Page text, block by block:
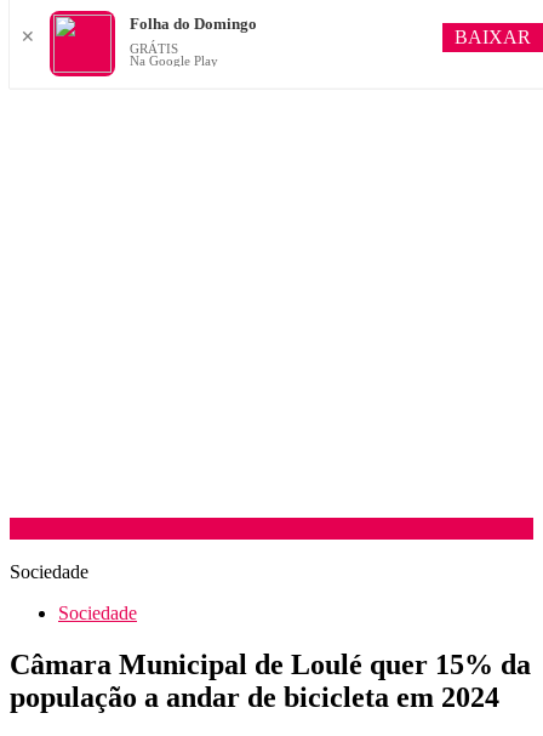
Sociedade
Sociedade
Câmara Municipal de Loulé quer 15% da
população a andar de bicicleta em 2024
✕
Folha do Domingo
GRÁTIS
Na Google Play
BAIXAR